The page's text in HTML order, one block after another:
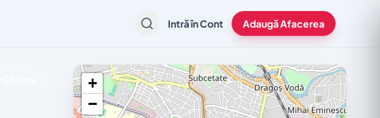
Intră în Cont Adaugă Afacerea
+
−